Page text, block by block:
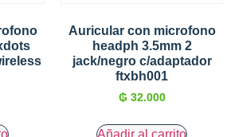
Auricular con microfono
headph 3.5mm 2
jack/negro c/adaptador
ftxbh001
₲ 32.000
Añadir al carrito